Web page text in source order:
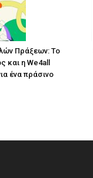
Πράξεων: Το
και η We4all
ένα πράσινο